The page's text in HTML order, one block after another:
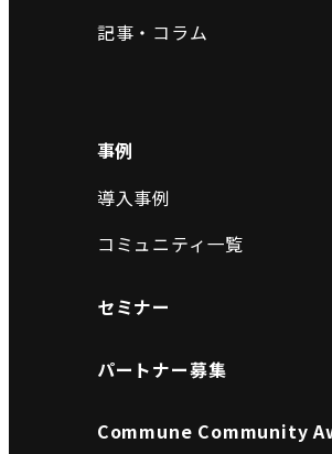
記事・コラム
事例
導入事例
コミュニティ一覧
セミナー
パートナー募集
Commune Community